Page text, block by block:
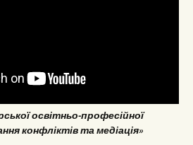
освітньо-професійної
конфліктів та медіація»